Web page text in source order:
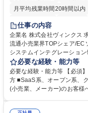
月平均残業時間20時間以内
完全週休2日制
仕事の内容
企業名 株式会社ヴィンクス 求人名 東京【PL/小売業向けEC・OMS領域】
流通小売業界TOPシェア/ECソリューション課
システムインテグレーショ
庫統合管理)等のシステム開
Lとしてサブシステムやチームリ
がら、現場推進の中心的役
テグレーション、Ｅコマー
必要な経験・能力等
必要な経験・能力等 【必須
方 ■SaaS系、オープン系、クラウ
(小売業、メーカー)のお客様